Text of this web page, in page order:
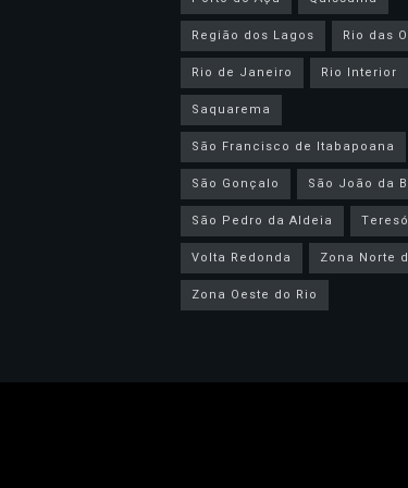
Região dos Lagos
Rio das
Rio de Janeiro
Rio Interior
Saquarema
São Francisco de Itabapoana
São Gonçalo
São João da
São Pedro da Aldeia
Volta Redonda
Zona Norte
Zona Oeste do Rio